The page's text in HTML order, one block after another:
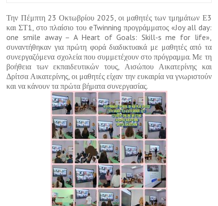
Την Πέμπτη 23 Οκτωβρίου 2025, οι μαθητές των τμημάτων Ε3
και ΣΤ1, στο πλαίσιο του eTwinning προγράμματος «Joy all day:
one smile away – A Heart of Goals: Skill-s me for life»,
συναντήθηκαν για πρώτη φορά διαδικτυακά με μαθητές από τα
συνεργαζόμενα σχολεία που συμμετέχουν στο πρόγραμμα. Με τη
βοήθεια των εκπαιδευτικών τους, Αισώπου Αικατερίνης και
Δρίτσα Αικατερίνης, οι μαθητές είχαν την ευκαιρία να γνωριστούν
και να κάνουν τα πρώτα βήματα συνεργασίας.